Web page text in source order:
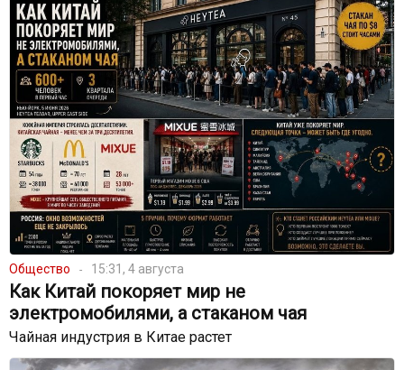
Общество 15:31, 4 августа
Как Китай покоряет мир не
электромобилями, а стаканом чая
Чайная индустрия в Китае растет